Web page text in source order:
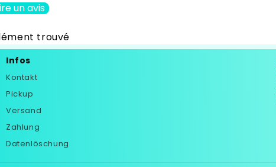
un avis
trouvé
Infos
Kontakt
Pickup
Versand
Zahlung
Datenlöschung